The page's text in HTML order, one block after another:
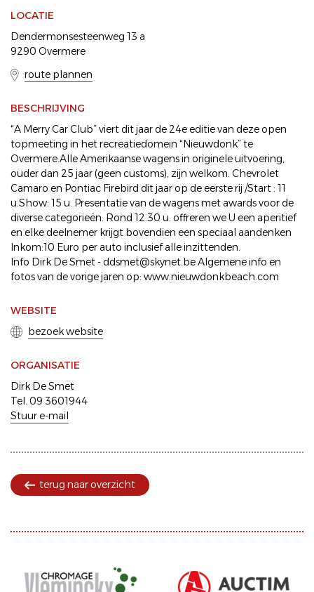
LOCATIE
Dendermonsesteenweg 13 a
9290 Overmere
route plannen
BESCHRIJVING
“A Merry Car Club” viert dit jaar de 24e editie van deze open
topmeeting in het recreatiedomein “Nieuwdonk” te
Overmere.Alle Amerikaanse wagens in originele uitvoering,
ouder dan 25 jaar (geen customs), zijn welkom. Chevrolet
Camaro en Pontiac Firebird dit jaar op de eerste rij /Start : 11
u.Show: 15 u. Presentatie van de wagens met awards voor de
diverse categorieën. Rond 12.30 u. offreren we U een aperitief
en elke deelnemer krijgt bovendien een speciaal aandenken
Inkom:10 Euro per auto inclusief alle inzittenden.
Info Dirk De Smet - ddsmet@skynet.be Algemene info en
fotos van de vorige jaren op: www.nieuwdonkbeach.com
WEBSITE
bezoek website
ORGANISATIE
Dirk De Smet
Tel. 09 3601944
Stuur e-mail
terug naar overzicht